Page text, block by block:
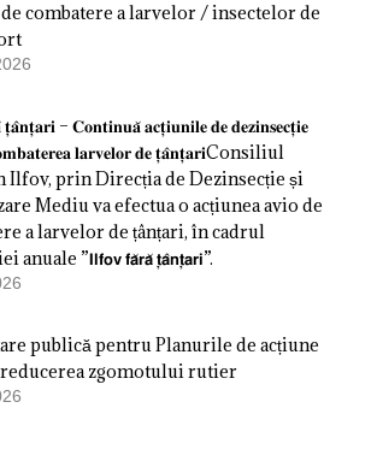
combatere a larvelor / insectelor de
𝐭̦𝐚̂𝐧𝐭̦𝐚𝐫𝐢 – 𝐂𝐨𝐧𝐭𝐢𝐧𝐮𝐚̆ 𝐚𝐜𝐭̦𝐢𝐮𝐧𝐢𝐥𝐞 𝐝𝐞 𝐝𝐞𝐳𝐢𝐧𝐬𝐞𝐜𝐭̦𝐢𝐞
𝐥𝐚𝐫𝐯𝐞𝐥𝐨𝐫 𝐝𝐞 𝐭̦𝐚̂𝐧𝐭̦𝐚𝐫𝐢Consiliul
Ilfov, prin Direcția de Dezinsecție și
Mediu va efectua o acțiunea avio de
a larvelor de țânțari, în cadrul
”𝗜𝗹𝗳𝗼𝘃 𝗳𝗮̆𝗿𝗮̆ 𝘁̦𝗮̂𝗻𝘁̦𝗮𝗿𝗶”.
publică pentru Planurile de acțiune
zgomotului rutier